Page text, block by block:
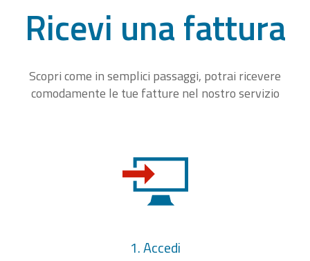
Ricevi una fattura
Scopri come in semplici passaggi, potrai ricevere
comodamente le tue fatture nel nostro servizio
1. Accedi